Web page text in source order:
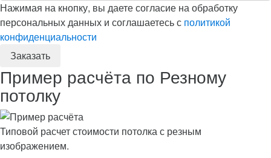
Нажимая на кнопку, вы даете согласие на обработку
персональных данных и соглашаетесь с политикой
конфиденциальности
Пример расчёта по Резному
потолку
Типовой расчет стоимости потолка с резным
изображением.